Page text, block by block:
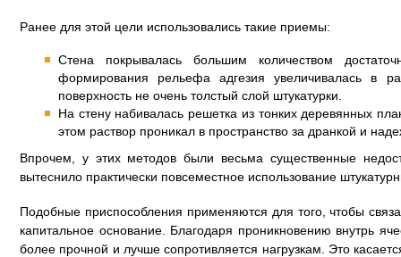
Ранее для этой цели использовались такие приемы:
Стена покрывалась большим количеством
формирования рельефа адгезия увеличивалась в
поверхность не очень толстый слой штукатурки.
На стену набивалась решетка из тонких деревянных
этом раствор проникал в пространство за дранкой и
Впрочем, у этих методов были весьма существенные
вытеснило практически повсеместное использование
Подобные приспособления применяются для того, чтобы
капитальное основание. Благодаря проникновению внутрь
более прочной и лучше сопротивляется нагрузкам. Это